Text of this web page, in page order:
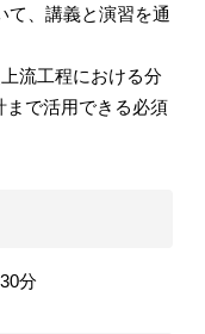
て、講義と演習を通
流工程における分
まで活用できる必須
30分